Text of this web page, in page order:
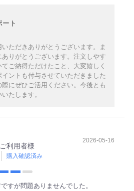
ート
ただきありがとうございます。ま
りがとうございます。注文しやす
ご納得ただけたこと、大変嬉しく
ントも付与させていただきました
にぜひご活用ください。今後とも
たします。
ご利用者様
購入確認済み
2026-05-16
すが問題ありませんでした。